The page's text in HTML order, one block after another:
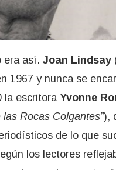
era así. Joan Lindsay
1967 y nunca se
la escritora Yvonne
Rocas Colgantes”),
de lo que
los lectores